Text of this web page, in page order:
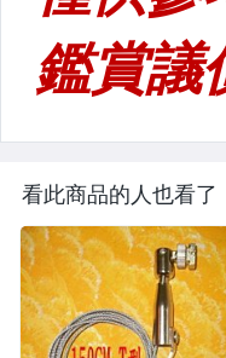
看此商品的人也看了